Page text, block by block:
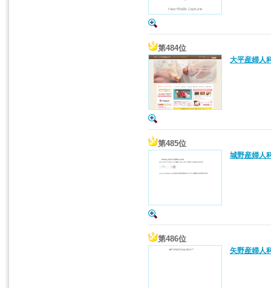
第484位
大平産婦人
第485位
城野産婦人
第486位
矢野産婦人